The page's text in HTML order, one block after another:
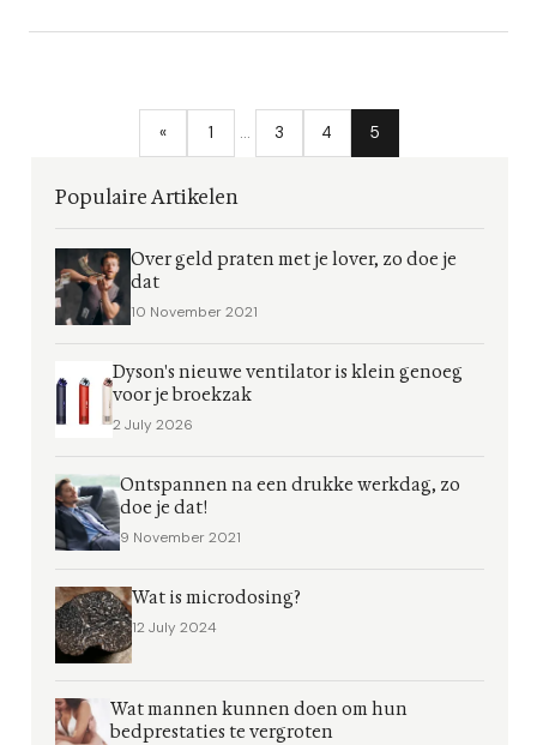
« 1 … 3 4 5
Populaire Artikelen
Over geld praten met je lover, zo doe je
dat
10 November 2021
Dyson's nieuwe ventilator is klein genoeg
voor je broekzak
2 July 2026
Ontspannen na een drukke werkdag, zo
doe je dat!
9 November 2021
Wat is microdosing?
12 July 2024
Wat mannen kunnen doen om hun
bedprestaties te vergroten